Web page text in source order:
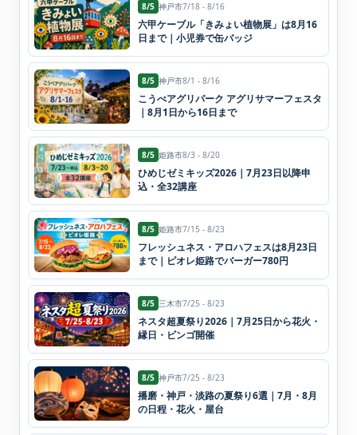
8/5 神戸市7/18 - 8/16
六甲ケーブル「きみょい植物展」は8月16
日まで｜小児券で缶バッジ
8/5 神戸市8/1 - 8/16
こうべアグリパーク アグリサマーフェスタ
｜8月1日から16日まで
8/5 姫路市8/3 - 8/20
ひめじゼミキッズ2026｜7月23日以降申
込・全32講座
8/5 姫路市7/15 - 8/23
フレッシュネス・アロハフェスは8月23日
まで｜ピオレ姫路でバーガー780円
8/5 三木市7/25 - 8/23
ネスタ超夏祭り2026｜7月25日から花火・
縁日・ビンゴ開催
8/5 神戸市7/25 - 8/23
播磨・神戸・淡路の夏祭り6選｜7月・8月
の日程・花火・屋台